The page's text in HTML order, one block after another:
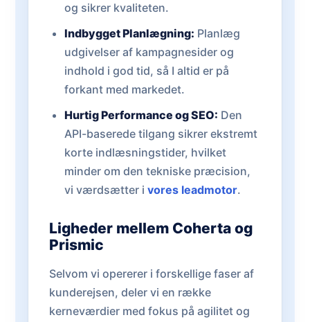
og sikrer kvaliteten.
Indbygget Planlægning: Planlæg
udgivelser af kampagnesider og
indhold i god tid, så I altid er på
forkant med markedet.
Hurtig Performance og SEO: Den
API-baserede tilgang sikrer ekstremt
korte indlæsningstider, hvilket
minder om den tekniske præcision,
vi værdsætter i vores leadmotor.
Ligheder mellem Coherta og
Prismic
Selvom vi opererer i forskellige faser af
kunderejsen, deler vi en række
kerneværdier med fokus på agilitet og